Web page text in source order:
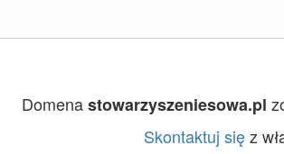
Domenastowarzyszeniesowa.pl
Skontaktuj sięz